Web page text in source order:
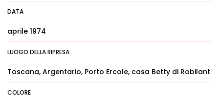
DATA
aprile 1974
LUOGO DELLA RIPRESA
Toscana, Argentario, Porto Ercole, casa Betty di Robilant
COLORE